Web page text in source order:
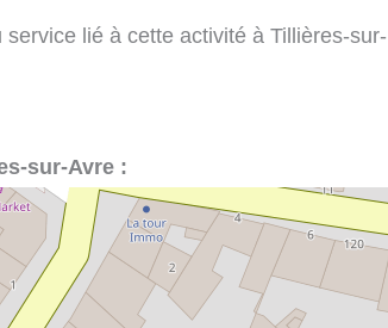
lié à cette activité à Tillières-sur-
sur-Avre :